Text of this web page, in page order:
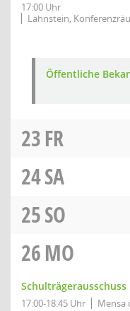
17:00 Uhr
Lahnstein,
Öffentliche
23FR
24SA
25SO
26MO
Schulträgerausschuss
17:00-18:45 Uhr Mensa